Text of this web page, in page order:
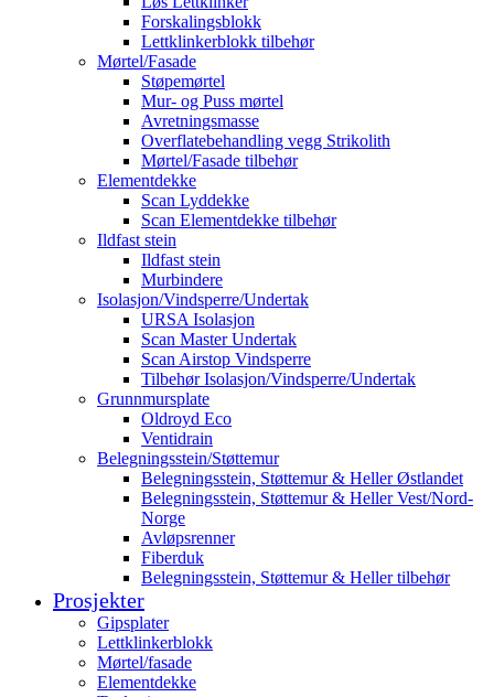
Forskalingsblokk
Lettklinkerblokk tilbehør
Mørtel/Fasade
Støpemørtel
Mur- og Puss mørtel
Avretningsmasse
Overflatebehandling vegg Strikolith
Mørtel/Fasade tilbehør
Elementdekke
Scan Lyddekke
Scan Elementdekke tilbehør
Ildfast stein
Ildfast stein
Murbindere
Isolasjon/Vindsperre/Undertak
URSA Isolasjon
Scan Master Undertak
Scan Airstop Vindsperre
Tilbehør Isolasjon/Vindsperre/Undertak
Grunnmursplate
Oldroyd Eco
Ventidrain
Belegningsstein/Støttemur
Belegningsstein, Støttemur & Heller Østlandet
Belegningsstein, Støttemur & Heller Vest/Nord-
Norge
Avløpsrenner
Fiberduk
Belegningsstein, Støttemur & Heller tilbehør
Prosjekter
Gipsplater
Lettklinkerblokk
Mørtel/fasade
Elementdekke